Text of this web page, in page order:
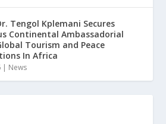
Tengol Kplemani Secures
Continental Ambassadorial
Tourism and Peace
In Africa
News